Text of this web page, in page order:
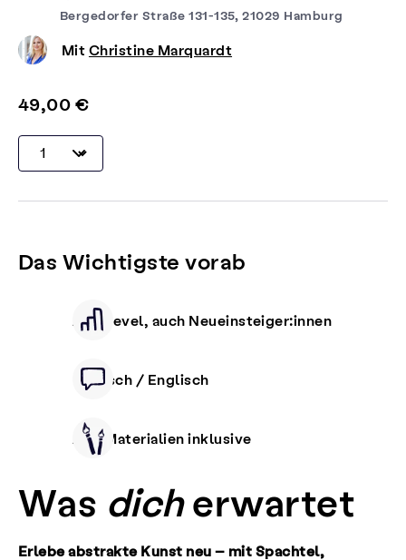
Bergedorfer Straße 131-135, 21029 Hamburg
Mit Christine Marquardt
49,00 €
Das Wichtigste vorab
Alle Level, auch Neueinsteiger:innen
Deutsch / Englisch
Alle Materialien inklusive
Was dicherwartet
Erlebe abstrakte Kunst neu – mit Spachtel,